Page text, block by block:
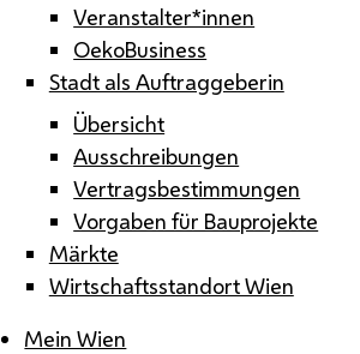
Veranstalter*innen
OekoBusiness
Stadt als Auftraggeberin
Übersicht
Ausschreibungen
Vertragsbestimmungen
Vorgaben für Bauprojekte
Märkte
Wirtschaftsstandort Wien
Mein Wien